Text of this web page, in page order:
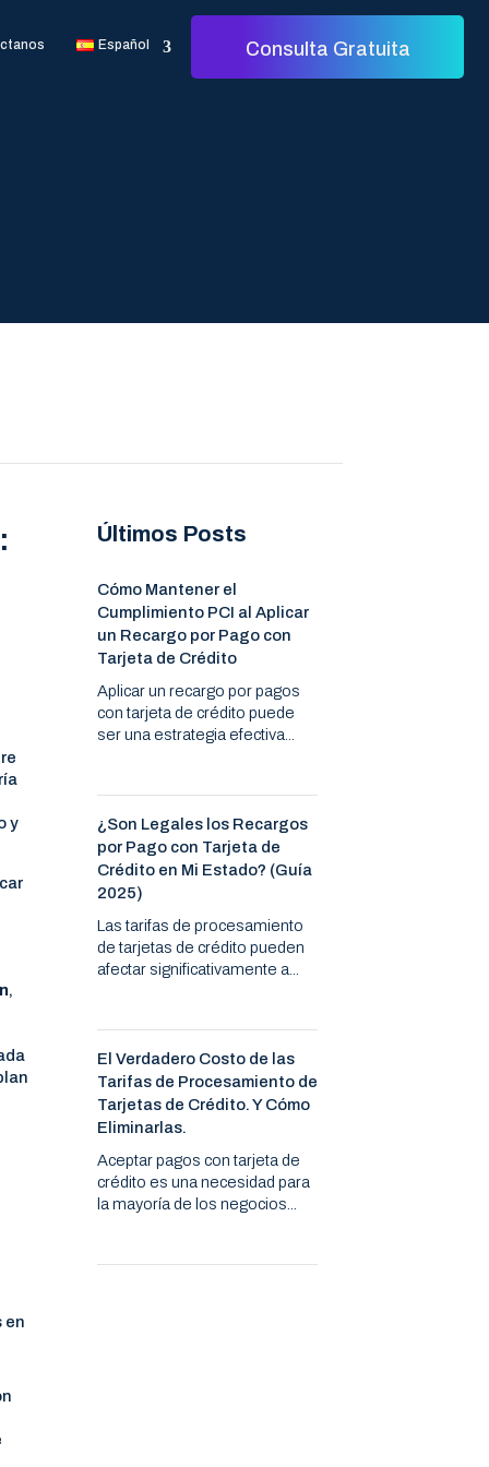
Español Consulta Gratuita
y
,
en
Últimos Posts
Cómo Mantener el
Cumplimiento PCI al Aplicar
un Recargo por Pago con
Tarjeta de Crédito
Aplicar un recargo por pagos
con tarjeta de crédito puede
ser una estrategia efectiva...
¿Son Legales los Recargos
por Pago con Tarjeta de
Crédito en Mi Estado? (Guía
2025)
Las tarifas de procesamiento
de tarjetas de crédito pueden
afectar significativamente a...
El Verdadero Costo de las
Tarifas de Procesamiento de
Tarjetas de Crédito. Y Cómo
Eliminarlas.
Aceptar pagos con tarjeta de
crédito es una necesidad para
la mayoría de los negocios...